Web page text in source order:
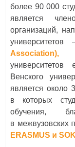
более 90 000
является
организаций,
Association),
университетов
Венского
является около
в которых
обучения,
в межвузовских
ERASMUS и